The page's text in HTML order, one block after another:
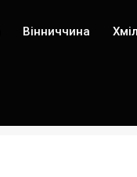
Вінниччина